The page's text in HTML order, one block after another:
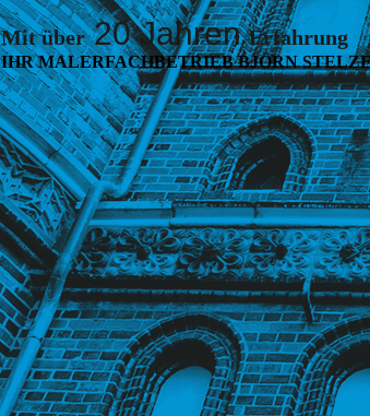
Mit über20 Jahren Erfahrung
IHR MALERFACHBETRIEB BJÖRN